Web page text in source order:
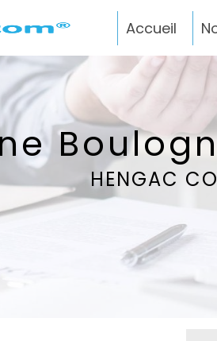
Accueil
HENGAC